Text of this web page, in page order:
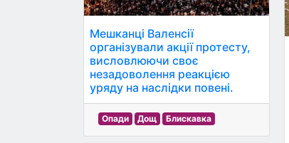
Мешканці Валенсії
організували акції протесту,
висловлюючи своє
незадоволення реакцією
уряду на наслідки повені.
Опади Дощ Блискавка